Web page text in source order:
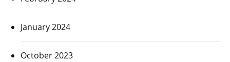
January 2024
October 2023